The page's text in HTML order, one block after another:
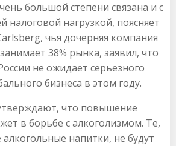
большой степени связана и с
налоговой нагрузкой, поясняет
чья дочерняя компания
38% рынка, заявил, что
не ожидает серьезного
бизнеса в этом году.
что повышение
в борьбе с алкоголизмом. Те,
напитки, не будут